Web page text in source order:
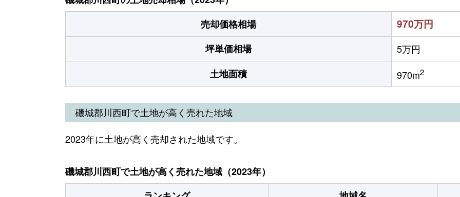
売却価格相場
970万円
坪単価相場
5万円
土地面積
970m2
磯城郡川西町で土地が高く売れた地域
2023年に土地が高く売却された地域です。
磯城郡川西町で土地が高く売れた地域（2023年）